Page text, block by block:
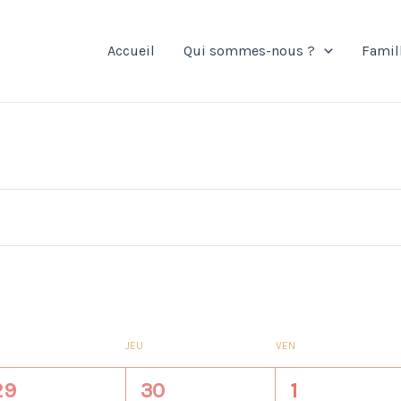
Accueil Qui sommes-nous ?
JEU VEN
1
30
1
1